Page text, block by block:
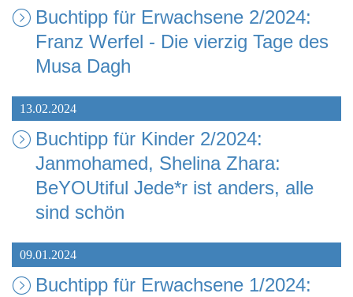
Buchtipp für Erwachsene 2/2024:
Franz Werfel - Die vierzig Tage des
Musa Dagh
13.02.2024
Buchtipp für Kinder 2/2024:
Janmohamed, Shelina Zhara:
BeYOUtiful Jede*r ist anders, alle
sind schön
09.01.2024
Buchtipp für Erwachsene 1/2024: